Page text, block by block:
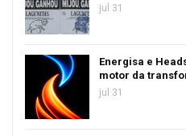
jul 31
Energisa e
motor da
jul 31